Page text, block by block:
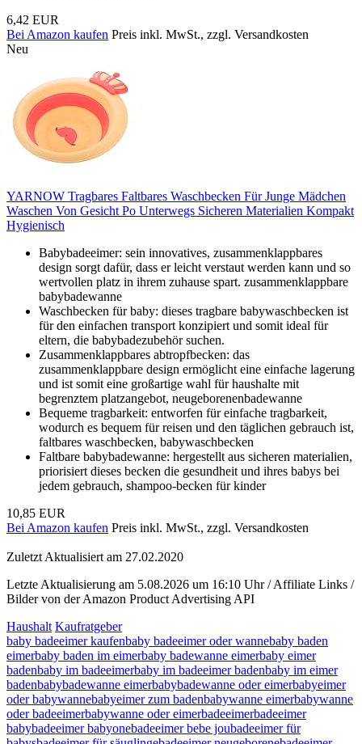
6,42 EUR
Bei Amazon kaufen Preis inkl. MwSt., zzgl. Versandkosten
Neu
YARNOW Tragbares Faltbares Waschbecken Für Junge Mädchen
Waschen Von Gesicht Po Unterwegs Sicheren Materialien Kompakt
Hygienisch
Babybadeeimer: sein innovatives, zusammenklappbares
design sorgt dafür, dass er leicht verstaut werden kann und so
wertvollen platz in ihrem zuhause spart. zusammenklappbare
babybadewanne
Waschbecken für baby: dieses tragbare babywaschbecken ist
für den einfachen transport konzipiert und somit ideal für
eltern, die babybadezubehör suchen.
Zusammenklappbares abtropfbecken: das
zusammenklappbare design ermöglicht eine einfache lagerung
und ist somit eine großartige wahl für haushalte mit
begrenztem platzangebot, neugeborenenbadewanne
Bequeme tragbarkeit: entworfen für einfache tragbarkeit,
wodurch es bequem für reisen und den täglichen gebrauch ist,
faltbares waschbecken, babywaschbecken
Faltbare babybadewanne: hergestellt aus sicheren materialien,
priorisiert dieses becken die gesundheit und ihres babys bei
jedem gebrauch, shampoo-becken für kinder
10,85 EUR
Bei Amazon kaufen Preis inkl. MwSt., zzgl. Versandkosten
Zuletzt Aktualisiert am 27.02.2020
Letzte Aktualisierung am 5.08.2026 um 16:10 Uhr / Affiliate Links /
Bilder von der Amazon Product Advertising API
Haushalt Kaufratgeber
baby badeeimer kaufenbaby badeeimer oder wannebaby baden
eimerbaby baden im eimerbaby badewanne eimerbaby eimer
badenbaby im badeeimerbaby im badeeimer badenbaby im eimer
badenbabybadewanne eimerbabybadewanne oder eimerbabyeimer
oder babywannebabyeimer zum badenbabywanne eimerbabywanne
oder badeeimerbabywanne oder eimerbadeeimerbadeeimer
babybadeeimer babyonebadeeimer bebe joubadeeimer für